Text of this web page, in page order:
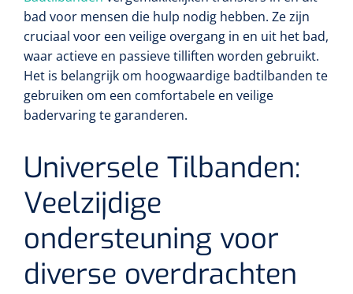
bad voor mensen die hulp nodig hebben. Ze zijn
cruciaal voor een veilige overgang in en uit het bad,
waar actieve en passieve tilliften worden gebruikt.
Het is belangrijk om hoogwaardige badtilbanden te
gebruiken om een comfortabele en veilige
badervaring te garanderen.
Universele Tilbanden:
Veelzijdige
ondersteuning voor
diverse overdrachten